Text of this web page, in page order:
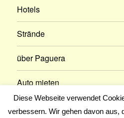
Hotels
Strände
über Paguera
Auto mieten
Blog
Diese Webseite verwendet
verbessern. Wir gehen davon aus,